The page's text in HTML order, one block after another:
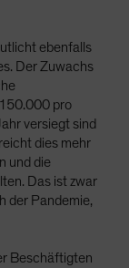
ebenfalls
Der Zuwachs
pro
versiegt sind
dies mehr
und die
Das ist zwar
der Pandemie,
Beschäftigten